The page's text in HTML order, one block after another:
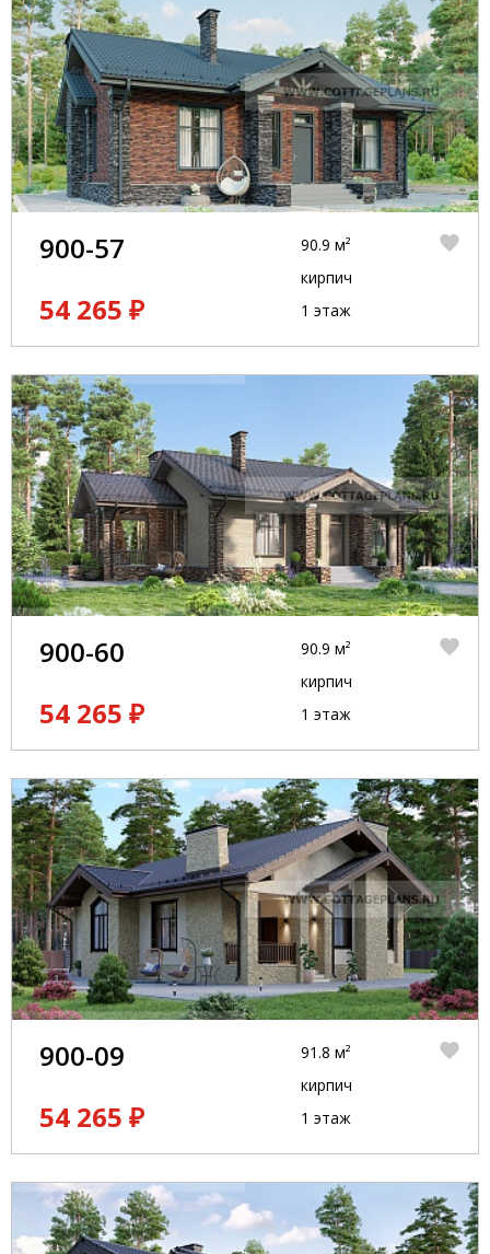
900-57
54 265 ₽
90.9 м²
кирпич
1 этаж
900-60
54 265 ₽
90.9 м²
кирпич
1 этаж
900-09
54 265 ₽
91.8 м²
кирпич
1 этаж